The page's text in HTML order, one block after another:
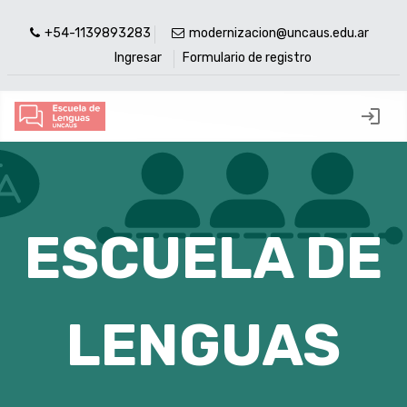
+54-1139893283
modernizacion@uncaus.edu.ar
Ingresar
Formulario de registro
login
ESCUELA DE
LENGUAS